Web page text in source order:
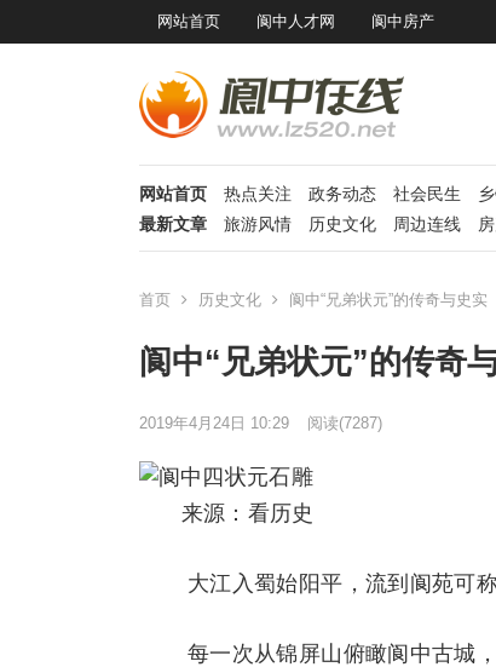
网站首页 阆中人才网 阆中房产
网站首页 热点关注 政务动态 社会民生
最新文章
旅游风情 历史文化 周边连线
首页 历史文化 阆中“兄弟状元”的传奇与史实
阆中“兄弟状元”的传奇
2019年4月24日 10:29 阅读(7287)
来源：看历史
大江入蜀始阳平，流到阆苑可称
每一次从锦屏山俯瞰阆中古城